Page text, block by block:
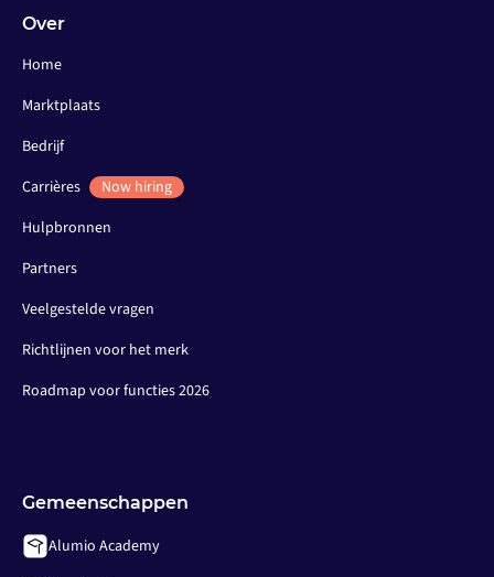
Over
Home
Marktplaats
Bedrijf
Carrières
Now hiring
Hulpbronnen
Partners
Veelgestelde vragen
Richtlijnen voor het merk
Roadmap voor functies 2026
Gemeenschappen
Alumio Academy